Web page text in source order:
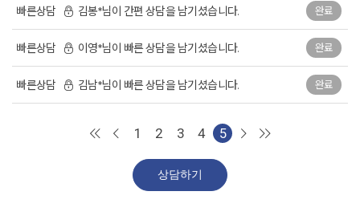
빠른상담 김봉*님이 간편 상담을 남기셨습니다. 완료
빠른상담 이영*님이 빠른 상담을 남기셨습니다. 완료
빠른상담 김남*님이 빠른 상담을 남기셨습니다. 완료
1 2 3 4 5
상담하기
오늘바로플란트치과